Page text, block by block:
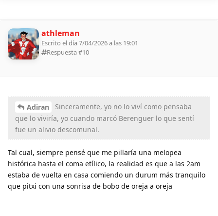
athleman
Escrito el día 7/04/2026 a las 19:01
Respuesta #10
Adiran
Sinceramente, yo no lo viví como pensaba
que lo viviría, yo cuando marcó Berenguer lo que sentí
fue un alivio descomunal.
Tal cual, siempre pensé que me pillaría una melopea
histórica hasta el coma etílico, la realidad es que a las 2am
estaba de vuelta en casa comiendo un durum más tranquilo
que pitxi con una sonrisa de bobo de oreja a oreja